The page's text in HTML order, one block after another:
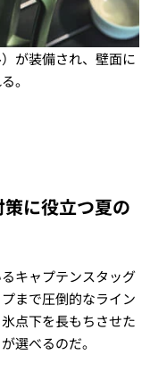
が装備され、壁面に
。
に役立つ夏の
キャプテンスタッグ
まで圧倒的なライン
点下を長もちさせた
選べるのだ。